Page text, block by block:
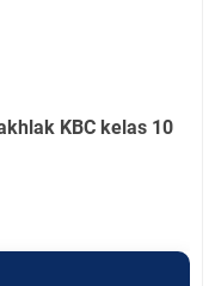
KBC kelas 10